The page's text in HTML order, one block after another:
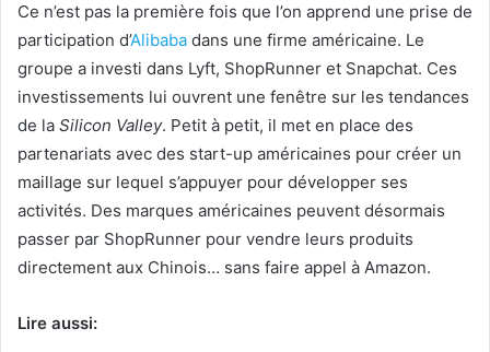
Ce n’est pas la première fois que l’on apprend une prise de
participation d’Alibaba dans une firme américaine. Le
groupe a investi dans Lyft, ShopRunner et Snapchat. Ces
investissements lui ouvrent une fenêtre sur les tendances
de la Silicon Valley. Petit à petit, il met en place des
partenariats avec des start-up américaines pour créer un
maillage sur lequel s’appuyer pour développer ses
activités. Des marques américaines peuvent désormais
passer par ShopRunner pour vendre leurs produits
directement aux Chinois… sans faire appel à Amazon.
Lire aussi: